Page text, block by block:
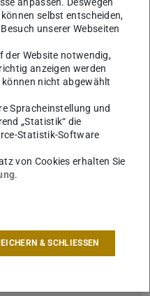
Studiengängen
selbst entscheiden,
unserer Webseiten
der Website notwendig,
anzeigen werden
können nicht abgewählt
Spracheinstellung und
„Statistik“ die
Statistik-Software
von Cookies erhalten Sie
.
& SCHLIESSEN